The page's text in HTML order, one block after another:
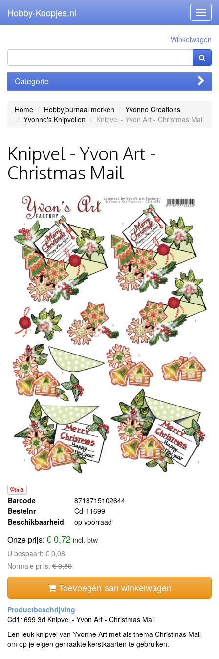
Hobby-Koopjes.nl
Winkelwagen
Categorie
Home Hobbyjournaal merken
Yvonne Creations
Yvonne's Knipvellen
Knipvel - Yvon Art - Christmas Mail
Knipvel - Yvon Art -
Christmas Mail
Barcode
8718715102644
Bestelnr
Cd-11699
Beschikbaarheid
op voorraad
Onze prijs: € 0,72incl. btw
U bespaart: € 0,08
Normale prijs: € 0,80
Toevoegen aan winkelwagen
Cd11699 3d Knipvel - Yvon Art - Christmas Mail
Een leuk knipvel van Yvonne Art met als thema Christmas Mail
om op je eigen gemaakte kerstkaarten te gebruiken.